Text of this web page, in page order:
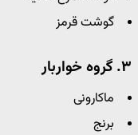
گوشت قرمز
۳. گروه خواربار
ماکارونی
برنج